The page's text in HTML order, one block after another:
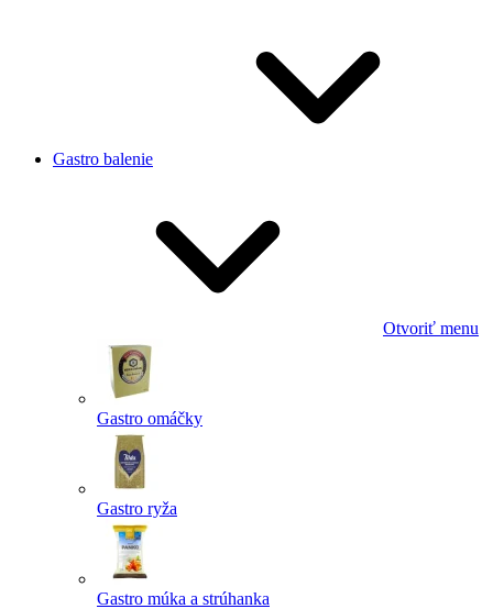
Gastro balenie
Otvoriť menu
Gastro omáčky
Gastro ryža
Gastro múka a strúhanka